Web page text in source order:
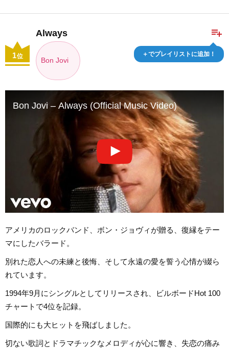
playlist_add
＋でプレイリストに追加！
Always
Bon Jovi
1位
Bon Jovi – Always (Official Music Video)
アメリカのロックバンド、ボン・ジョヴィが贈る、復縁をテー
マにしたバラード。
別れた恋人への未練と後悔、そして永遠の愛を誓う心情が綴ら
れています。
1994年9月にシングルとしてリリースされ、ビルボードHot 100
チャートで4位を記録。
国際的にも大ヒットを飛ばしました。
切ない歌詞とドラマチックなメロディが心に響き、失恋の痛み